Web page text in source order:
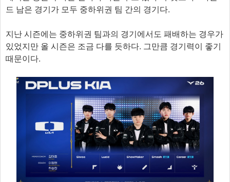
드 남은 경기가 모두 중하위권 팀 간의 경기다.
지난 시즌에는 중하위권 팀과의 경기에서도 패배하는 경우가
있었지만 올 시즌은 조금 다를 듯하다. 그만큼 경기력이 좋기
때문이다.